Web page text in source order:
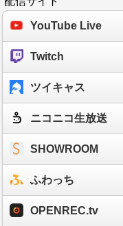
YouTube Live
Twitch
ツイキャス
ニコニコ生放送
SHOWROOM
ふわっち
OPENREC.tv